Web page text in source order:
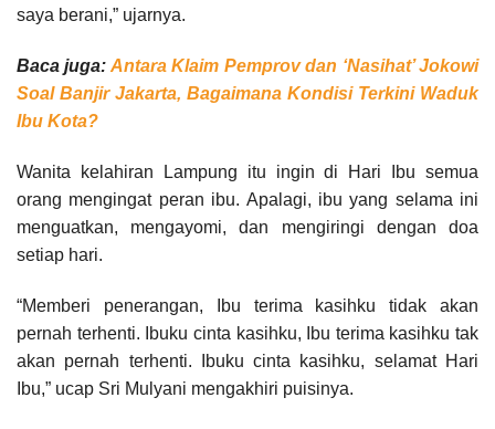
saya berani,” ujarnya.
Baca juga: Antara Klaim Pemprov dan ‘Nasihat’ Jokowi
Soal Banjir Jakarta, Bagaimana Kondisi Terkini Waduk
Ibu Kota?
Wanita kelahiran Lampung itu ingin di Hari Ibu semua
orang mengingat peran ibu. Apalagi, ibu yang selama ini
menguatkan, mengayomi, dan mengiringi dengan doa
setiap hari.
“Memberi penerangan, Ibu terima kasihku tidak akan
pernah terhenti. Ibuku cinta kasihku, Ibu terima kasihku tak
akan pernah terhenti. Ibuku cinta kasihku, selamat Hari
Ibu,” ucap Sri Mulyani mengakhiri puisinya.